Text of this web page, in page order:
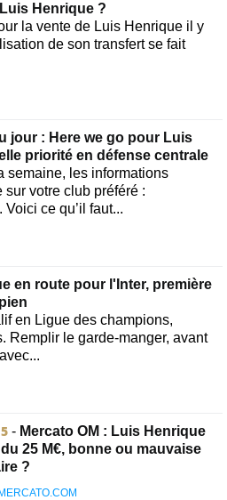
Henrique ?
la vente de Luis Henrique il y
de son transfert se fait
jour : Here we go pour Luis
priorité en défense centrale
semaine, les informations
votre club préféré :
Voici ce qu’il faut...
en route pour l'Inter, première
en Ligue des champions,
Remplir le garde-manger, avant
- Mercato OM : Luis Henrique
25 M€, bonne ou mauvaise
?